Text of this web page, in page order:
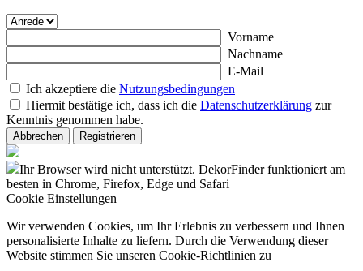
Vorname
Nachname
E-Mail
Ich akzeptiere die Nutzungsbedingungen
Hiermit bestätige ich, dass ich die Datenschutzerklärung zur
Kenntnis genommen habe.
Abbrechen Registrieren
Ihr Browser wird nicht unterstützt. DekorFinder funktioniert am
besten in Chrome, Firefox, Edge und Safari
Cookie Einstellungen
Wir verwenden Cookies, um Ihr Erlebnis zu verbessern und Ihnen
personalisierte Inhalte zu liefern. Durch die Verwendung dieser
Website stimmen Sie unseren Cookie-Richtlinien zu